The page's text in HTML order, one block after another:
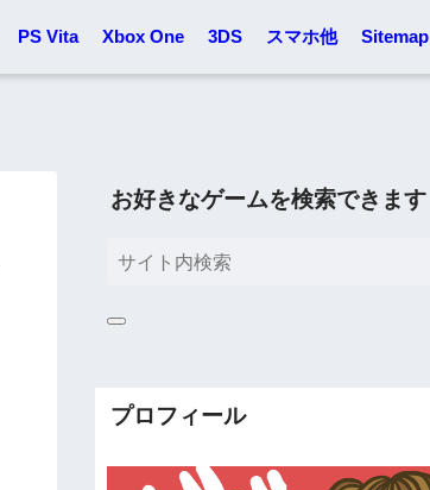
PS Vita Xbox One 3DS スマホ他 Sitemap
お好きなゲームを検索できます
プロフィール